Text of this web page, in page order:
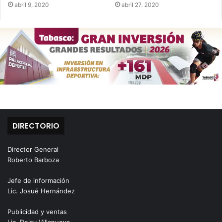
abril 9, 2020 abril 27, 2020
DIRECTORIO
Director General
Roberto Barboza
Jefe de información
Lic. Josué Hernández
Publicidad y ventas